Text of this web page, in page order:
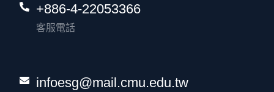
+886-4-22053366
客服電話
infoesg@mail.cmu.edu.tw